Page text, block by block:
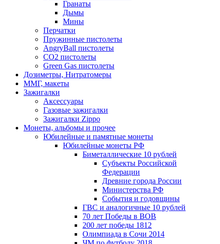
Гранаты
Дымы
Мины
Перчатки
Пружинные пистолеты
AngryBall пистолеты
CO2 пистолеты
Green Gas пистолеты
Дозиметры, Нитратомеры
ММГ, макеты
Зажигалки
Аксессуары
Газовые зажигалки
Зажигалки Zippo
Монеты, альбомы и прочее
Юбилейные и памятные монеты
Юбилейные монеты РФ
Биметаллические 10 рублей
Субъекты Российской
Федерации
Древние города России
Министерства РФ
События и годовщины
ГВС и аналогичные 10 рублей
70 лет Победы в ВОВ
200 лет победы 1812
Олимпиада в Сочи 2014